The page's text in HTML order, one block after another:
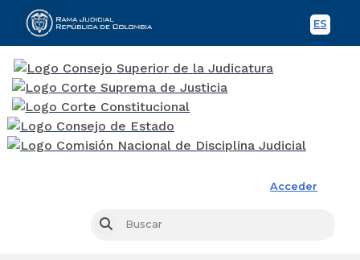
ES
Acceder
Buscar